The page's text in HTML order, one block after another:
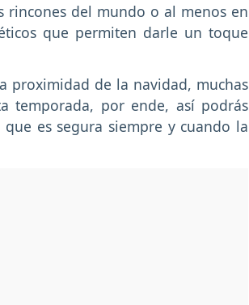
rincones del mundo o al menos en
que permiten darle un toque
proximidad de la navidad, muchas
temporada, por ende, así podrás
es segura siempre y cuando la